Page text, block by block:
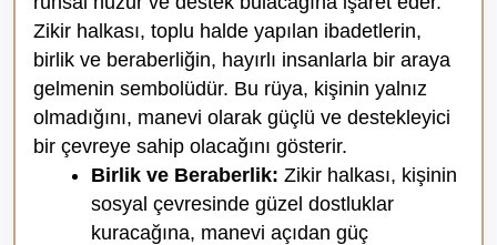
Zikir halkası, toplu halde yapılan ibadetlerin,
birlik ve beraberliğin, hayırlı insanlarla bir araya
gelmenin sembolüdür. Bu rüya, kişinin yalnız
olmadığını, manevi olarak güçlü ve destekleyici
bir çevreye sahip olacağını gösterir.
Birlik ve Beraberlik: Zikir halkası, kişinin
sosyal çevresinde güzel dostluklar
kuracağına, manevi açıdan güç